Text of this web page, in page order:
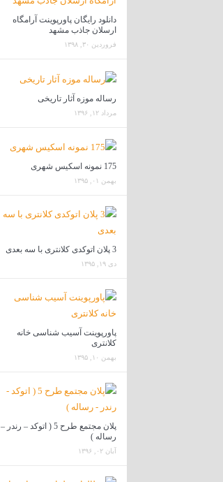
دانلود رایگان پاورپوینت آرامگاه
ارسلان جاذب مشهد
فروردین ۳۰, ۱۳۹۸
رساله موزه آثار تاریخی
مرداد ۱۲, ۱۳۹۶
175 نمونه اسکیس شهری
بهمن ۰۱, ۱۳۹۵
3 پلان اتوکدی کلانتری با سه بعدی
دی ۱۹, ۱۳۹۵
پاورپوینت آسیب شناسی خانه
کلانتری
بهمن ۱۰, ۱۳۹۵
پلان مجتمع طرح 5 ( اتوکد – رندر –
رساله )
آبان ۰۲, ۱۳۹۶